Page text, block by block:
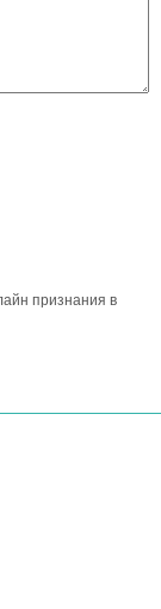
признания в